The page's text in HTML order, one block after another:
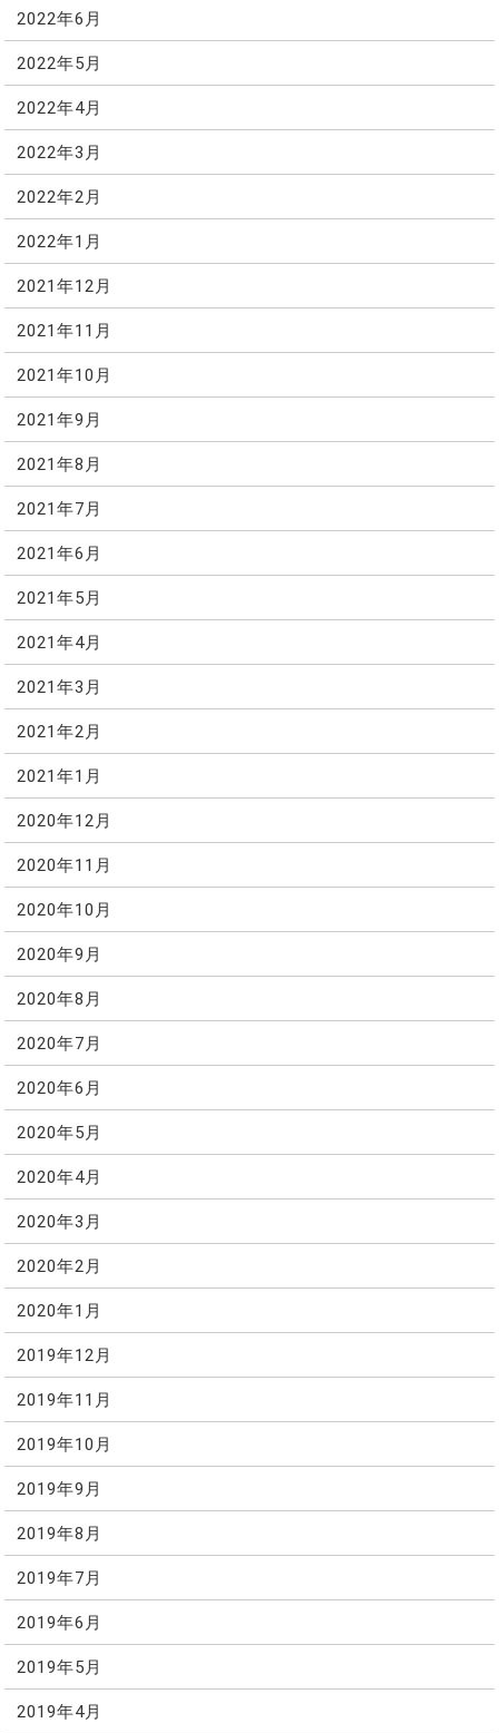
2022年6月
2022年5月
2022年4月
2022年3月
2022年2月
2022年1月
2021年12月
2021年11月
2021年10月
2021年9月
2021年8月
2021年7月
2021年6月
2021年5月
2021年4月
2021年3月
2021年2月
2021年1月
2020年12月
2020年11月
2020年10月
2020年9月
2020年8月
2020年7月
2020年6月
2020年5月
2020年4月
2020年3月
2020年2月
2020年1月
2019年12月
2019年11月
2019年10月
2019年9月
2019年8月
2019年7月
2019年6月
2019年5月
2019年4月